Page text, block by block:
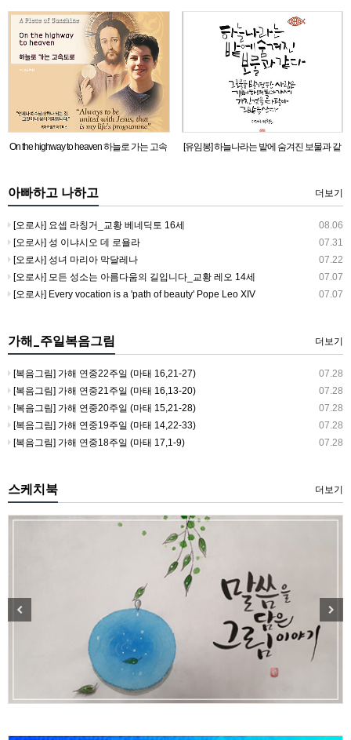
66,13
On the highway to heaven 하늘로 가는 고속
[유임봉] 하늘나라는 밭에 숨겨진 보물과 같
더보기
아빠하고 나하고
08.06
[오로사] 요셉 라칭거_교황 베네딕토 16세
07.31
[오로사] 성 이냐시오 데 로욜라
07.22
[오로사] 성녀 마리아 막달레나
07.07
[오로사] 모든 성소는 아름다움의 길입니다_교황 레오 14세
07.07
[오로사] Every vocation is a 'path of beauty' Pope Leo XIV
더보기
가해_주일복음그림
07.28
[복음그림] 가해 연중22주일 (마태 16,21-27)
07.28
[복음그림] 가해 연중21주일 (마태 16,13-20)
07.28
[복음그림] 가해 연중20주일 (마태 15,21-28)
07.28
[복음그림] 가해 연중19주일 (마태 14,22-33)
07.28
[복음그림] 가해 연중18주일 (마태 17,1-9)
더보기
스케치북